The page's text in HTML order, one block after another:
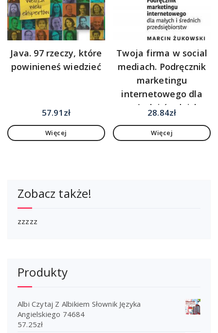
Java. 97 rzeczy, które
powinieneś wiedzieć
57.91 zł
Więcej
Twoja firma w social
mediach. Podręcznik
marketingu
internetowego dla
małych i średnich
28.84zł
Więcej
Zobacz także!
zzzzz
Produkty
Albi Czytaj Z Albikiem Słownik Języka
Angielskiego 74684
57.25zł